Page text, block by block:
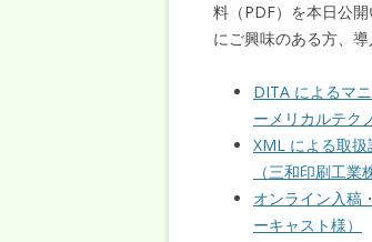
料（PDF）を本日公
にご興味のある方、
DITA によるマ
ーメリカルテク
XML による取
（三和印刷工業
オンライン入稿
ーキャスト様）